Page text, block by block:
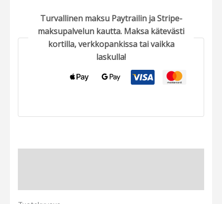
Turvallinen maksu Paytrailin ja Stripe-
maksupalvelun kautta. Maksa kätevästi
kortilla, verkkopankissa tai vaikka
laskulla!